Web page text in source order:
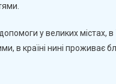
у великих містах,
в країні нині проживає